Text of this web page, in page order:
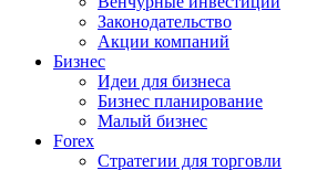
Законодательство
Акции компаний
Бизнес
Идеи для бизнеса
Бизнес планирование
Малый бизнес
Forex
Стратегии для торговли